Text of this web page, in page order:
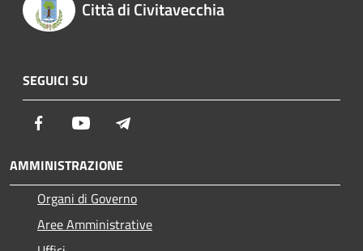
Città di Civitavecchia
SEGUICI SU
Facebook Youtube
AMMINISTRAZIONE
Organi di Governo
Aree Amministrative